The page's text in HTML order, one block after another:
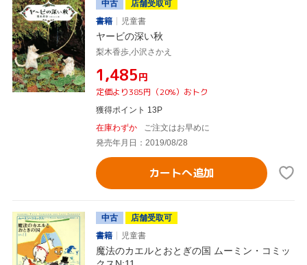
中古
店舗受取可
書籍
児童書
ヤービの深い秋
梨木香歩,小沢さかえ
¥1,485円
定価より385円（20%）おトク
獲得ポイント 13P
在庫わずか
ご注文はお早めに
発売年月日：2019/08/28
カートへ追加
中古
店舗受取可
書籍
児童書
魔法のカエルとおとぎの国 ムーミン・コミッ